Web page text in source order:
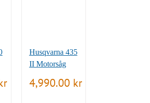
Husqvarna 435
II Motorsåg
4,990.00 kr